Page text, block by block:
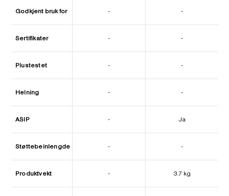
Godkjent bruk for - -
Sertifikater - -
Plustestet - -
Helning - -
ASIP - Ja
Støttebeinlengde - -
Produktvekt - 3.7 kg